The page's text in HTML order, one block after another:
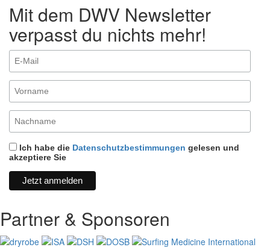
Mit dem DWV Newsletter
verpasst du nichts mehr!
Ich habe die Datenschutzbestimmungen gelesen und
akzeptiere Sie
Partner & Sponsoren